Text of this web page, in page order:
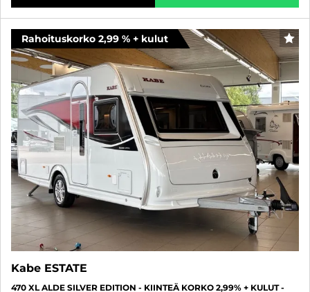
Rahoituskorko 2,99 % + kulut
Kabe ESTATE
470 XL ALDE SILVER EDITION - KIINTEÄ KORKO 2,99% + KULUT -